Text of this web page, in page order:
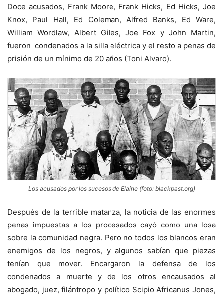
Doce acusados, Frank Moore, Frank Hicks, Ed Hicks, Joe
Knox, Paul Hall, Ed Coleman, Alfred Banks, Ed Ware,
William Wordlaw, Albert Giles, Joe Fox y John Martin,
fueron condenados a la silla eléctrica y el resto a penas de
prisión de un mínimo de 20 años (Toni Alvaro).
Los acusados por los sucesos de Elaine (foto: blackpast.org)
Después de la terrible matanza, la noticia de las enormes
penas impuestas a los procesados cayó como una losa
sobre la comunidad negra. Pero no todos los blancos eran
enemigos de los negros, y algunos sabían que piezas
tenían que mover. Encargaron la defensa de los
condenados a muerte y de los otros encausados al
abogado, juez, filántropo y político Scipio Africanus Jones,